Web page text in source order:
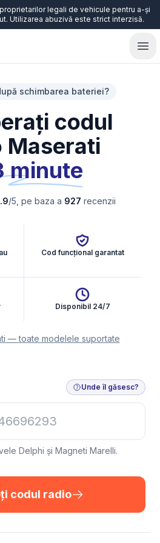
legali de vehicule pentru a-și
Utilizarea abuzivă este strict interzisă.
schimbarea bateriei?
codul
Maserati
minute
/5, pe baza a 927 recenzii
Cod funcțional garantat
Disponibil 24/7
— toate modelele suportate
Unde îl găsesc?
Delphi și Magneti Marelli.
codul radio